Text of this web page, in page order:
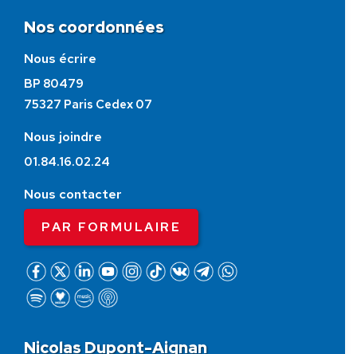
Nos coordonnées
Nous écrire
BP 80479
75327 Paris Cedex 07
Nous joindre
01.84.16.02.24
Nous contacter
PAR FORMULAIRE
Nicolas Dupont-Aignan